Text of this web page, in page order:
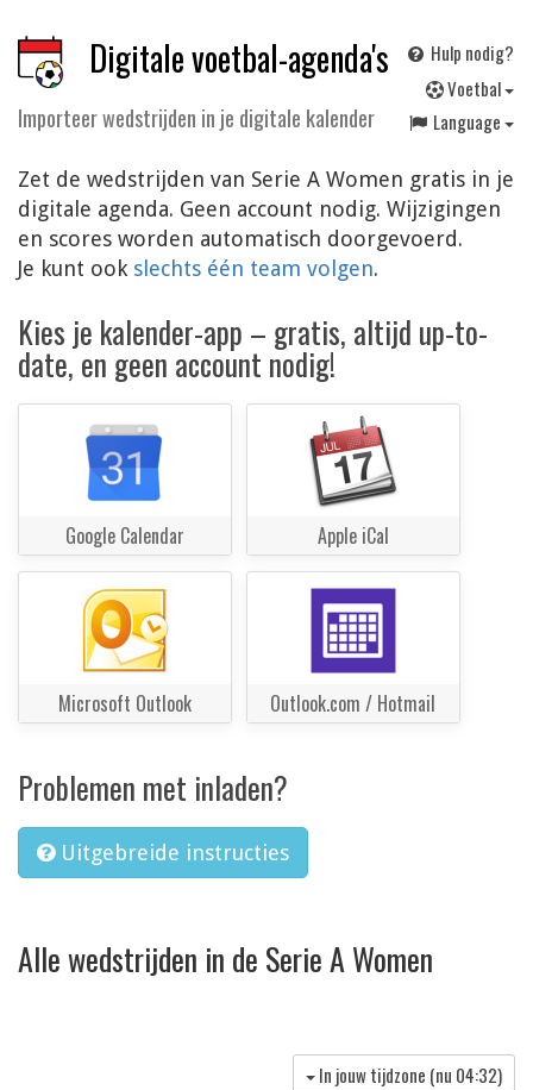
Digitale voetbal-agenda's
Importeer wedstrijden in je digitale kalender
Hulp nodig?
Voetbal
Language
Zet de wedstrijden van Serie A Women gratis in je
digitale agenda. Geen account nodig. Wijzigingen
en scores worden automatisch doorgevoerd.
Je kunt ook slechts één team volgen.
Kies je kalender-app – gratis, altijd up-to-
date, en geen account nodig!
Google Calendar Apple iCal
Microsoft Outlook Outlook.com / Hotmail
Problemen met inladen?
Uitgebreide instructies
Alle wedstrijden in de Serie A Women
In jouw tijdzone (nu 04:32)